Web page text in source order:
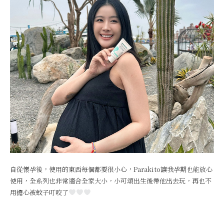
自從懷孕後，使用的東西每個都要很小心，Parakito讓我孕期也能放心
使用，全系列也非常適合全家大小，小可頌出生後帶他出去玩，再也不
用擔心被蚊子叮咬了